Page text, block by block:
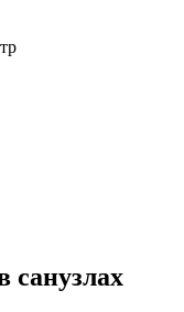
санузлах